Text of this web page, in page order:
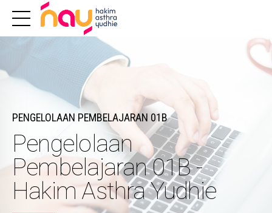
PENGELOLAAN PEMBELAJARAN 01B
Pengelolaan
Pembelajaran 01B -
Hakim Asthra Yudhie